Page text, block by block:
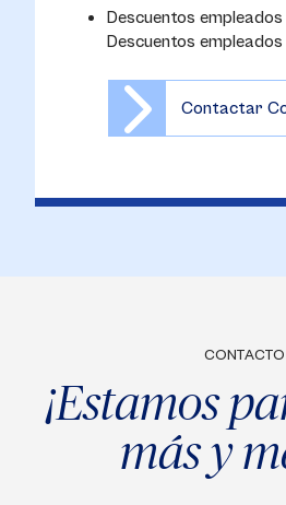
Descuentos
Descuentos empleados
Contactar
CONTACTO
¡Estamos
más y